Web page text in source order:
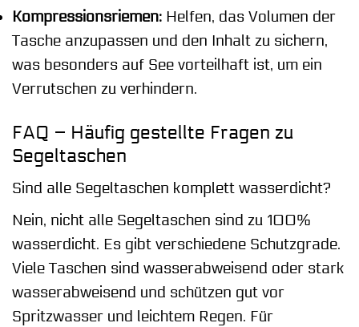
Kompressionsriemen: Helfen, das Volumen der
Tasche anzupassen und den Inhalt zu sichern,
was besonders auf See vorteilhaft ist, um ein
Verrutschen zu verhindern.
FAQ – Häufig gestellte Fragen zu
Segeltaschen
Sind alle Segeltaschen komplett wasserdicht?
Nein, nicht alle Segeltaschen sind zu 100%
wasserdicht. Es gibt verschiedene Schutzgrade.
Viele Taschen sind wasserabweisend oder stark
wasserabweisend und schützen gut vor
Spritzwasser und leichtem Regen. Für